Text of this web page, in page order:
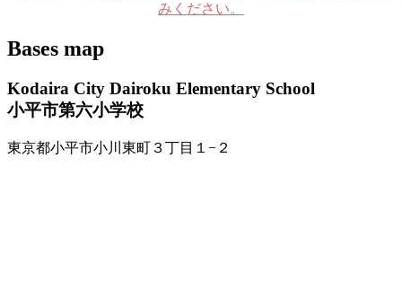
みください。
Bases map
Kodaira City Dairoku Elementary School
小平市第六小学校
東京都小平市小川東町３丁目１−２